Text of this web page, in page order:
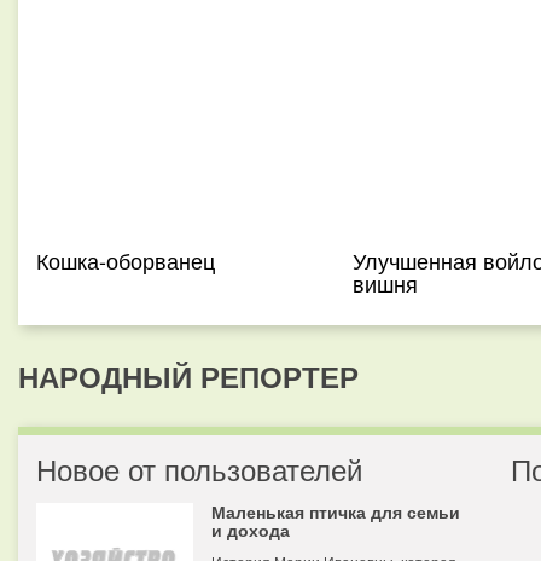
Кошка-оборванец Улучшенная
вишня
НАРОДНЫЙ РЕПОРТЕР
Новое от пользователей
Маленькая птичка для семьи
и дохода